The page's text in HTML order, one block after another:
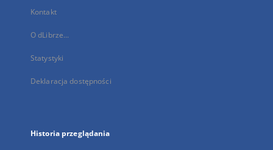
Kontakt
O dLibrze...
Statystyki
Deklaracja dostępności
Historia przeglądania